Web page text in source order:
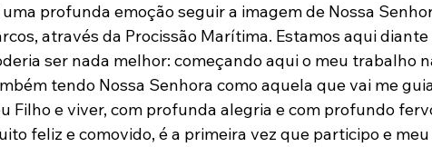
uma profunda emoção seguir a imagem de Nossa
através da Procissão Marítima. Estamos aqui
ser nada melhor: começando aqui o meu trabalho
tendo Nossa Senhora como aquela que vai me
Filho e viver, com profunda alegria e com profundo
feliz e comovido, é a primeira vez que participo e